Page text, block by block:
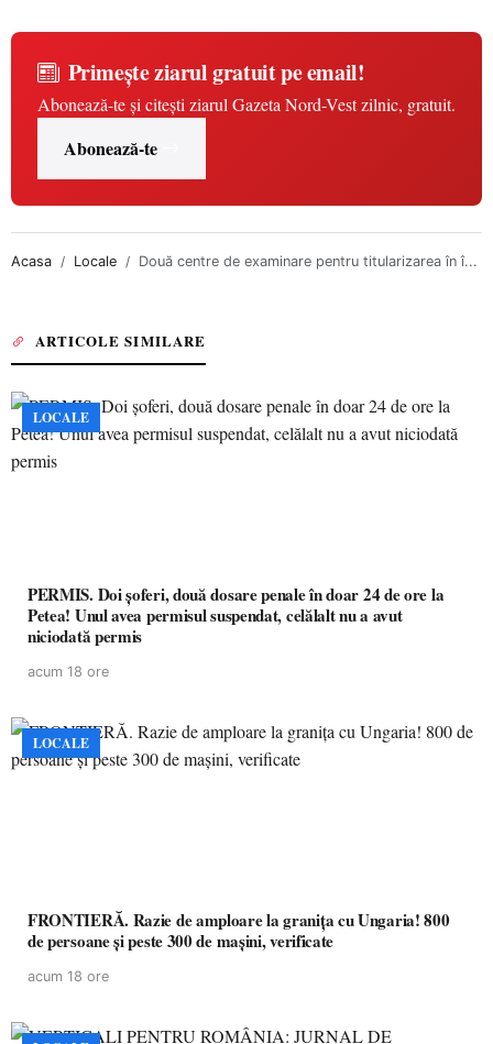
Primește ziarul gratuit pe email!
Abonează-te și citești ziarul Gazeta Nord-Vest zilnic, gratuit.
Abonează-te
Acasa Locale Două centre de examinare pentru titularizarea în î...
ARTICOLE SIMILARE
LOCALE
PERMIS. Doi șoferi, două dosare penale în doar 24 de ore la
Petea! Unul avea permisul suspendat, celălalt nu a avut
niciodată permis
acum 18 ore
LOCALE
FRONTIERĂ. Razie de amploare la granița cu Ungaria! 800
de persoane și peste 300 de mașini, verificate
acum 18 ore